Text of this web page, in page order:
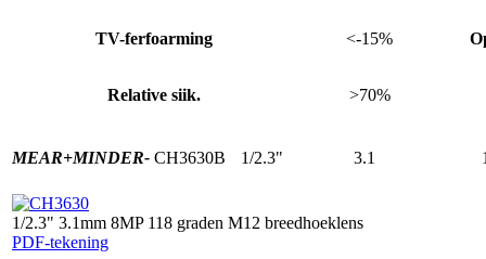
TV-ferfoarming <-15%
Relative siik. >70%
MEAR+MINDER- CH3630B 1/2.3" 3.1
1/2.3" 3.1mm 8MP 118 graden M12 breedhoeklens
PDF-tekening